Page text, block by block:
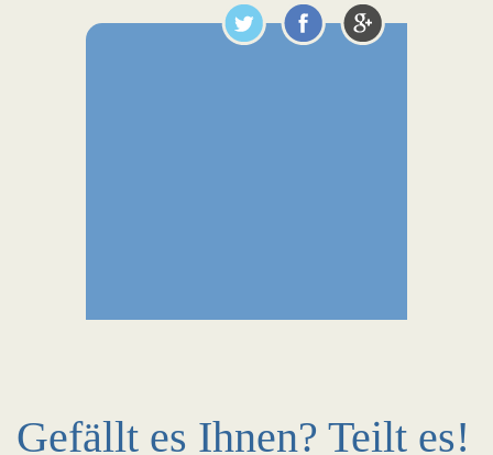
Gefällt es Ihnen? Teilt es!